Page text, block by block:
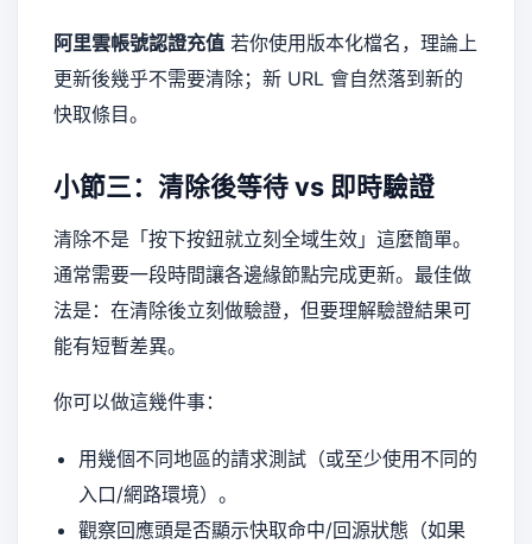
阿里雲帳號認證充值 若你使用版本化檔名，理論上
更新後幾乎不需要清除；新 URL 會自然落到新的
快取條目。
小節三：清除後等待 vs 即時驗證
清除不是「按下按鈕就立刻全域生效」這麼簡單。
通常需要一段時間讓各邊緣節點完成更新。最佳做
法是：在清除後立刻做驗證，但要理解驗證結果可
能有短暫差異。
你可以做這幾件事：
用幾個不同地區的請求測試（或至少使用不同的
入口/網路環境）。
觀察回應頭是否顯示快取命中/回源狀態（如果